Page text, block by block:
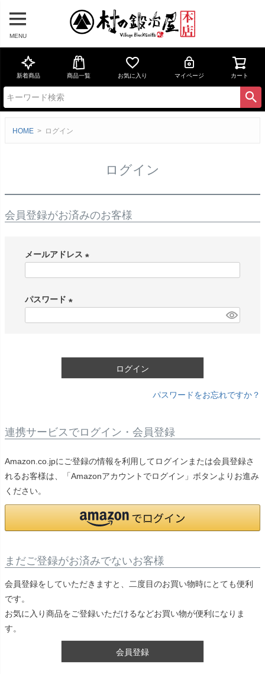
MENU
新着商品 商品一覧 お気に入り マイページ カート
HOME ログイン
ログイン
会員登録がお済みのお客様
メールアドレス
パスワード
ログイン
パスワードをお忘れですか？
連携サービスでログイン・会員登録
Amazon.co.jpにご登録の情報を利用してログインまたは会員登録さ
れるお客様は、「Amazonアカウントでログイン」ボタンよりお進み
ください。
まだご登録がお済みでないお客様
会員登録をしていただきますと、二度目のお買い物時にとても便利
です。
お気に入り商品をご登録いただけるなどお買い物が便利になりま
す。
会員登録